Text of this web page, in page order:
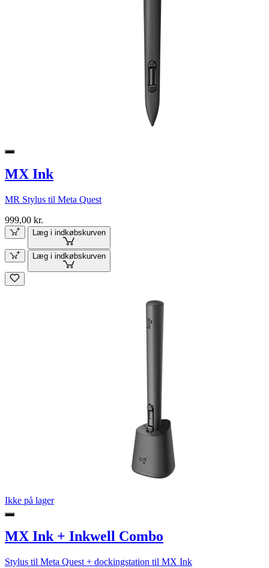
MX Ink
MR Stylus til Meta Quest
999,00 kr.
Læg i indkøbskurven
Læg i indkøbskurven
Ikke på lager
MX Ink + Inkwell Combo
Stylus til Meta Quest + dockingstation til MX Ink